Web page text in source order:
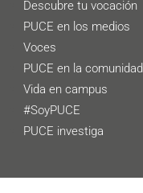
Descubre tu vocación
PUCE en los medios
Voces
PUCE en la comunidad
Vida en campus
#SoyPUCE
PUCE investiga